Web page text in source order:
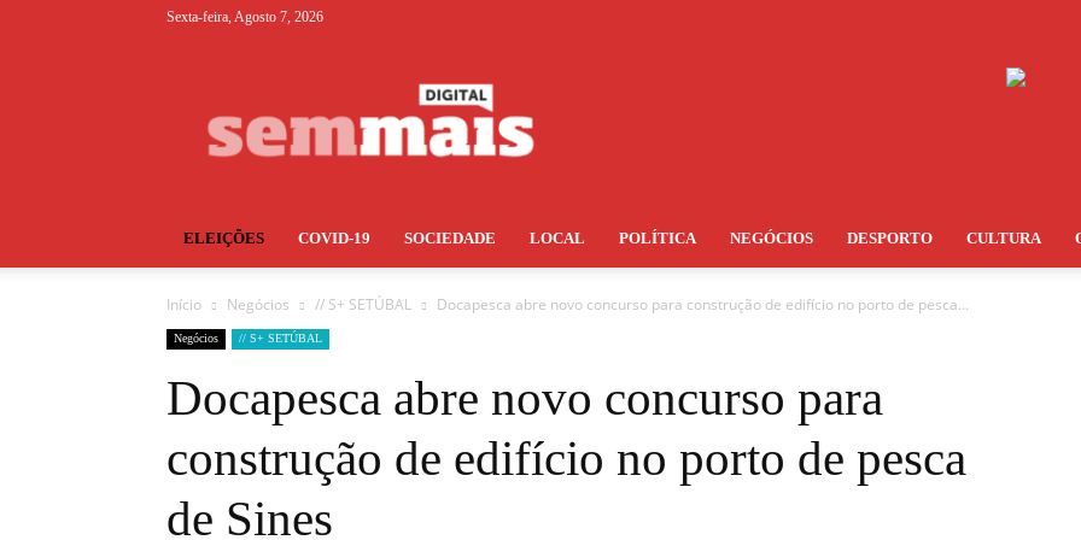
Sexta-feira, Agosto 7, 2026
ELEIÇÕES COVID-19 SOCIEDADE LOCAL POLÍTICA NEGÓCIOS DESPORTO CULTURA
Início Negócios // S+ SETÚBAL Docapesca abre novo concurso para construção de edifício no porto de pesca...
Negócios // S+ SETÚBAL
Docapesca abre novo concurso para
construção de edifício no porto de pesca
de Sines